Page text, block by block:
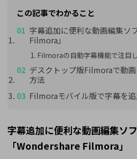
この記事でわかること
字幕追加に便利な動画編集ソ
Filmora」
Filmoraの自動字幕機能で注目
デスクトップ版Filmoraで動
方法
Filmoraモバイル版で字幕を
字幕追加に便利な動画編集ソ
「Wondershare Filmora」